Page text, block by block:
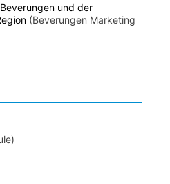
und der
(Beverungen Marketing